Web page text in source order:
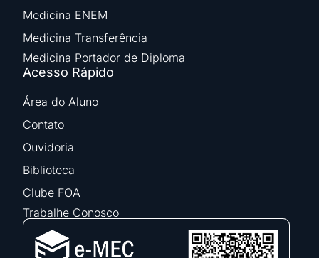
Medicina ENEM
Medicina Transferência
Medicina Portador de Diploma
Acesso Rápido
Área do Aluno
Contato
Ouvidoria
Biblioteca
Clube FOA
Trabalhe Conosco